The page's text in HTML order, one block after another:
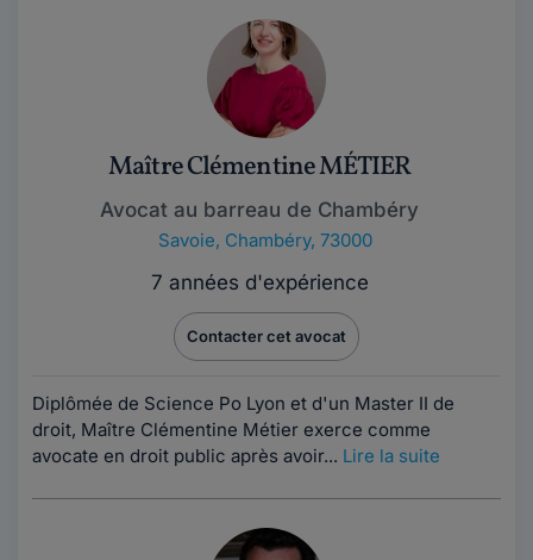
Maître Clémentine MÉTIER
Avocat au barreau de Chambéry
Savoie, Chambéry, 73000
7 années d'expérience
Contacter cet avocat
Diplômée de Science Po Lyon et d'un Master II de
droit, Maître Clémentine Métier exerce comme
avocate en droit public après avoir... Lire la suite